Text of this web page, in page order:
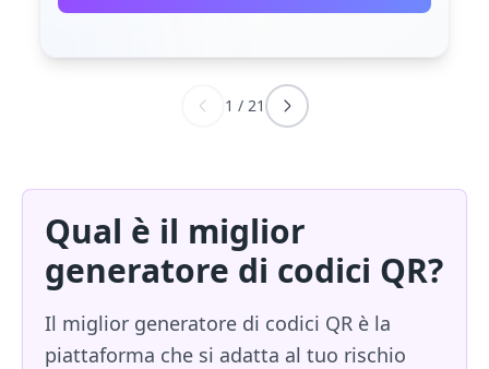
1 / 21
Qual è il miglior
generatore di codici QR?
Il miglior generatore di codici QR è la
piattaforma che si adatta al tuo rischio